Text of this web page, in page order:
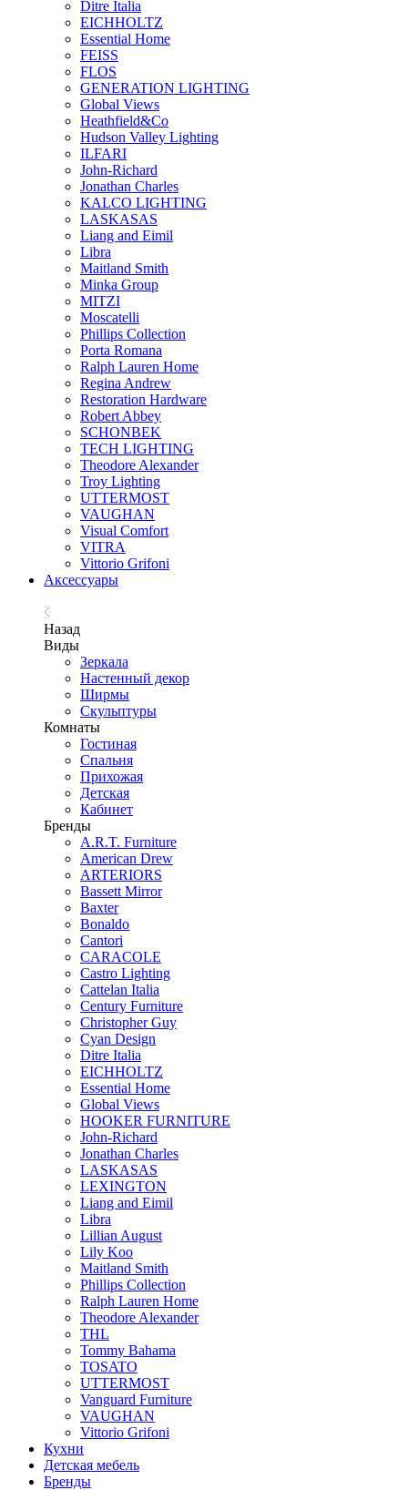
Ditre Italia
EICHHOLTZ
Essential Home
FEISS
FLOS
GENERATION LIGHTING
Global Views
Heathfield&Co
Hudson Valley Lighting
ILFARI
John-Richard
Jonathan Charles
KALCO LIGHTING
LASKASAS
Liang and Eimil
Libra
Maitland Smith
Minka Group
MITZI
Moscatelli
Phillips Collection
Porta Romana
Ralph Lauren Home
Regina Andrew
Restoration Hardware
Robert Abbey
SCHONBEK
TECH LIGHTING
Theodore Alexander
Troy Lighting
UTTERMOST
VAUGHAN
Visual Comfort
VITRA
Vittorio Grifoni
Аксессуары
Назад
Виды
Зеркала
Настенный декор
Ширмы
Скульптуры
Комнаты
Гостиная
Спальня
Прихожая
Детская
Кабинет
Бренды
A.R.T. Furniture
American Drew
ARTERIORS
Bassett Mirror
Baxter
Bonaldo
Cantori
CARACOLE
Castro Lighting
Cattelan Italia
Century Furniture
Christopher Guy
Cyan Design
Ditre Italia
EICHHOLTZ
Essential Home
Global Views
HOOKER FURNITURE
John-Richard
Jonathan Charles
LASKASAS
LEXINGTON
Liang and Eimil
Libra
Lillian August
Lily Koo
Maitland Smith
Phillips Collection
Ralph Lauren Home
Theodore Alexander
THL
Tommy Bahama
TOSATO
UTTERMOST
Vanguard Furniture
VAUGHAN
Vittorio Grifoni
Кухни
Детская мебель
Бренды